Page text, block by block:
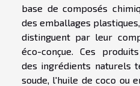
base de composés
des emballages
distinguent par leur
éco-conçue. Ces
des ingrédients naturels
soude, l'huile de coco ou